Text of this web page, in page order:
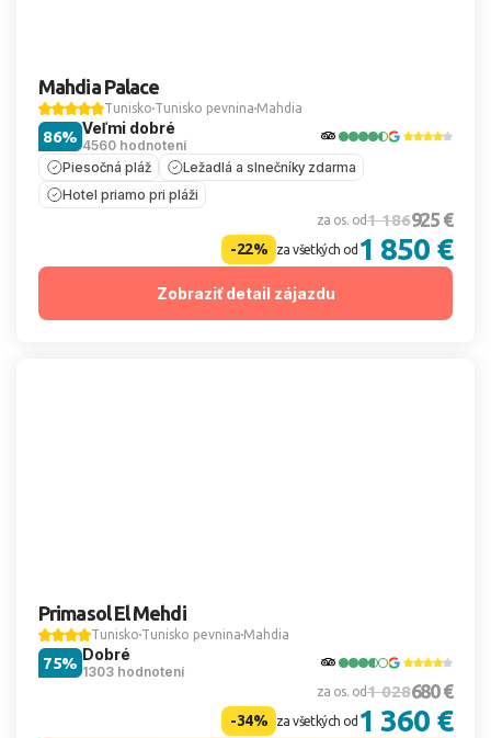
Mahdia Palace
Tunisko Tunisko pevnina Mahdia
Veľmi dobré
4560 hodnotení
86%
Piesočná pláž
Ležadlá a slnečníky zdarma
Hotel priamo pri pláži
za os. od1 186925 €
-22% za všetkých od 1 850 €
Zobraziť detail zájazdu
Primasol El Mehdi
Tunisko Tunisko pevnina Mahdia
Dobré
1303 hodnotení
75%
za os. od1 028680 €
-34% za všetkých od 1 360 €